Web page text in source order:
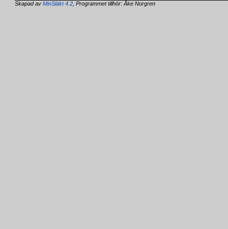
Skapad avMinSläkt 4.2 , Programmet tillhör: Åke Norgren